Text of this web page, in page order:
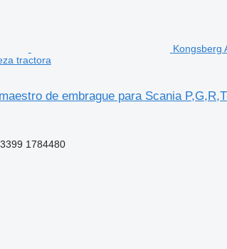
Kongsberg
tractora
de embrague para Scania
1784480